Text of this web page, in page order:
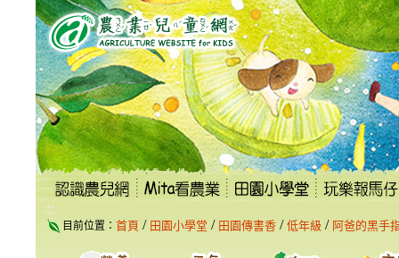
跳
到
主
要
內
容
區
塊
:::
目前位置： 首頁 / 田園小學堂 / 田園傳書香 / 低年級 / 阿爸的黑手